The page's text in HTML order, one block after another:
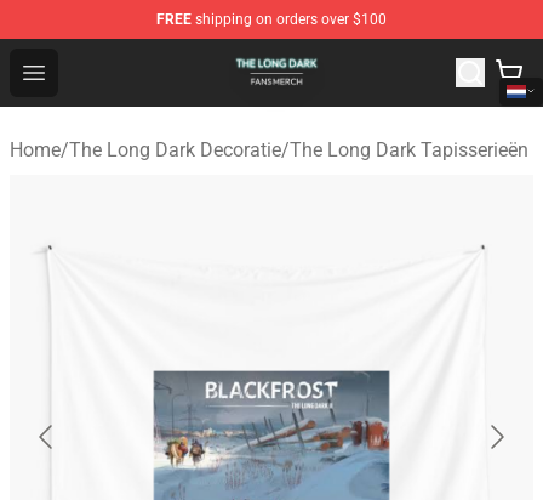
FREE shipping on orders over $100
Open menu
The Long Dark Shop - Official The Long Dark
Home/The Long Dark Decoratie/The Long Dark Tapisserieën